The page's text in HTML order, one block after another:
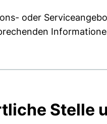
oder
Stelle